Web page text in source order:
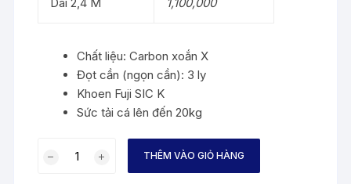
Chất liệu: Carbon xoắn X
Đọt cần (ngọn cần): 3 ly
Khoen Fuji SIC K
Sức tải cá lên đến 20kg
THÊM VÀO GIỎ HÀNG